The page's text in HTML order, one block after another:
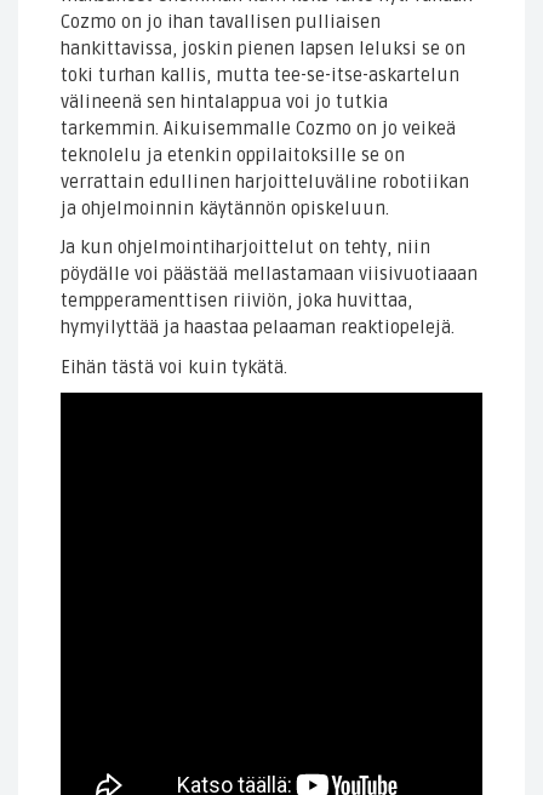
Cozmo on jo ihan tavallisen pulliaisen
hankittavissa, joskin pienen lapsen leluksi se on
toki turhan kallis, mutta tee-se-itse-askartelun
välineenä sen hintalappua voi jo tutkia
tarkemmin. Aikuisemmalle Cozmo on jo veikeä
teknolelu ja etenkin oppilaitoksille se on
verrattain edullinen harjoitteluväline robotiikan
ja ohjelmoinnin käytännön opiskeluun.
Ja kun ohjelmointiharjoittelut on tehty, niin
pöydälle voi päästää mellastamaan viisivuotiaaan
tempperamenttisen riiviön, joka huvittaa,
hymyilyttää ja haastaa pelaaman reaktiopelejä.
Eihän tästä voi kuin tykätä.